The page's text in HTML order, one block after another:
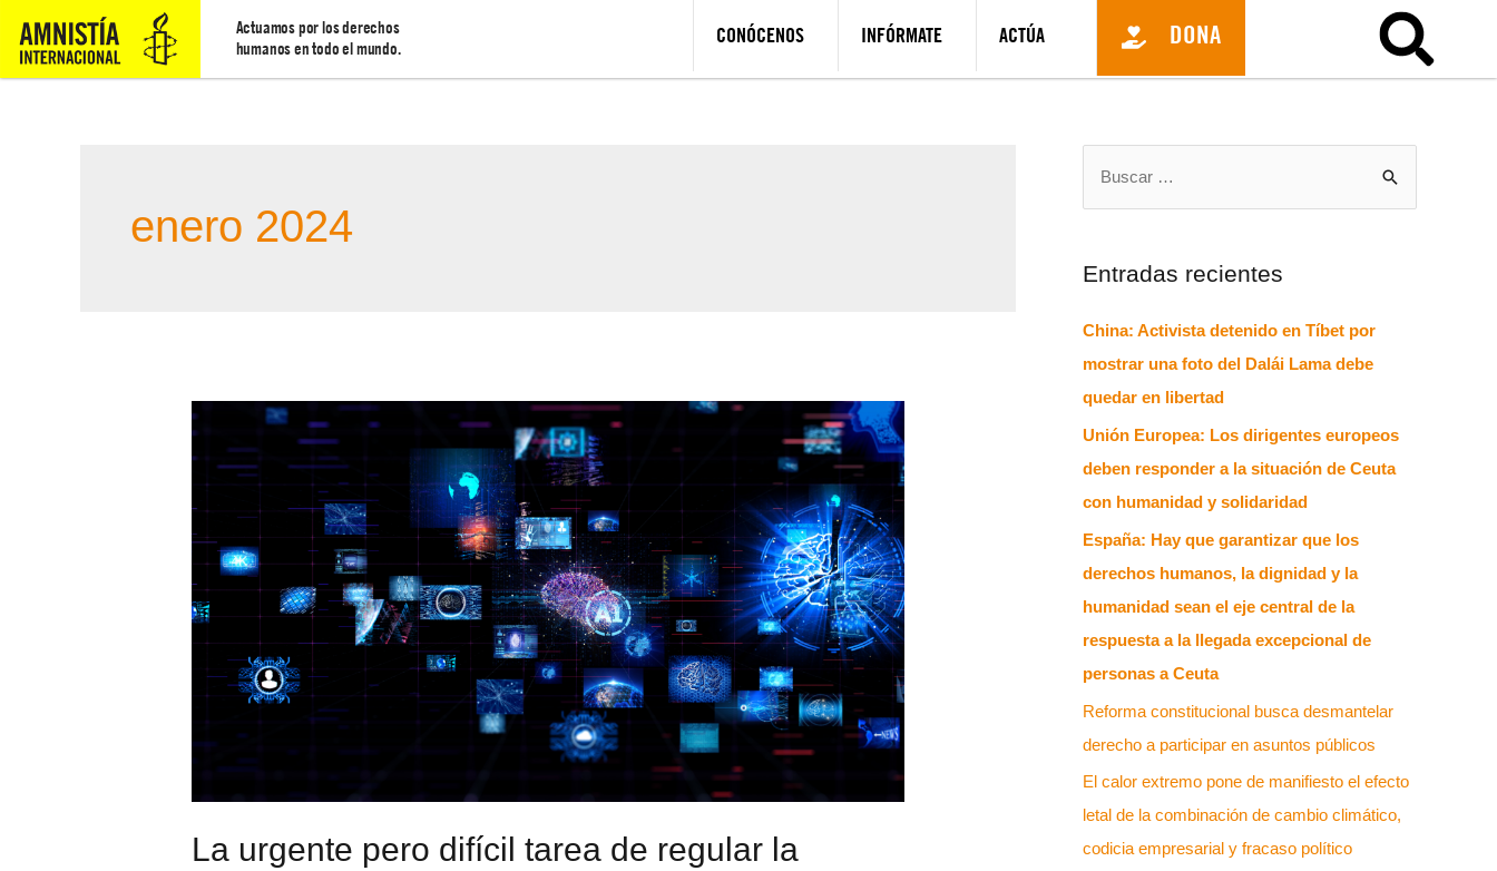
Actuamos por los derechos
humanos en todo el mundo.
CONÓCENOS INFÓRMATE ACTÚA DONA
enero 2024
La urgente pero difícil tarea de regular la
Entradas recientes
China: Activista detenido en Tíbet por
mostrar una foto del Dalái Lama debe
quedar en libertad
Unión Europea: Los dirigentes europeos
deben responder a la situación de Ceuta
con humanidad y solidaridad
España: Hay que garantizar que los
derechos humanos, la dignidad y la
humanidad sean el eje central de la
respuesta a la llegada excepcional de
personas a Ceuta
Reforma constitucional busca desmantelar
derecho a participar en asuntos públicos
El calor extremo pone de manifiesto el efecto
letal de la combinación de cambio climático,
codicia empresarial y fracaso político